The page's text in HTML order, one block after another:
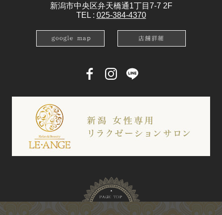
新潟市中央区弁天橋通1丁目7-7 2F
TEL : 025-384-4370